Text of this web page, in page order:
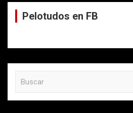
Pelotudos en FB